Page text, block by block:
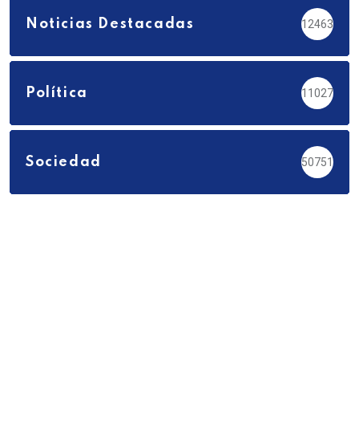
Noticias Destacadas 12463
Política 11027
Sociedad 50751